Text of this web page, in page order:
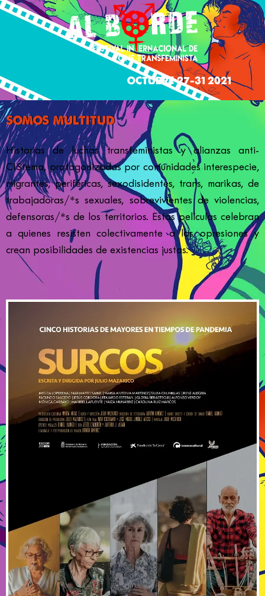
OCTUBRE 27-31 2021
somos multitud
Historias de luchas transfeministas y alianzas anti-
CIStema, protagonizadas por comunidades interespecie,
migrantes, periféricas, sexodisidentes, trans, marikas, de
trabajadoras/*s sexuales, sobrevivientes de violencias,
defensoras/*s de los territorios. Estas películas celebran
a quienes resisten colectivamente a las opresiones y
crean posibilidades de existencias justas.